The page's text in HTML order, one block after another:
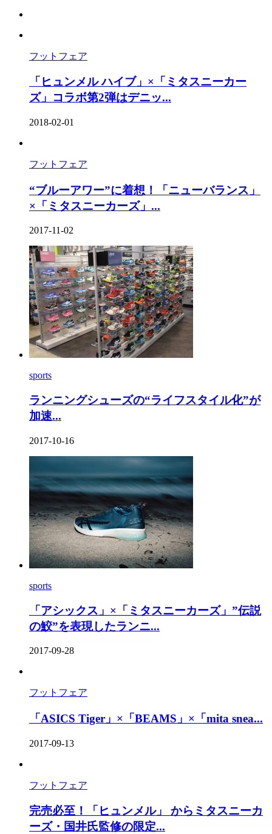
フットフェア
「ヒュンメル ハイブ」×「ミタスニーカー
ズ」コラボ第2弾はデニッ...
2018-02-01
フットフェア
“ブルーアワー”に着想！「ニューバランス」
×「ミタスニーカーズ」...
2017-11-02
sports
ランニングシューズの“ライフスタイル化”が
加速...
2017-10-16
sports
「アシックス」×「ミタスニーカーズ」”伝説
の鮫”を表現したランニ...
2017-09-28
フットフェア
「ASICS Tiger」×「BEAMS」×「mita snea...
2017-09-13
フットフェア
完売必至！「ヒュンメル」 からミタスニーカ
ーズ・国井氏監修の限定...